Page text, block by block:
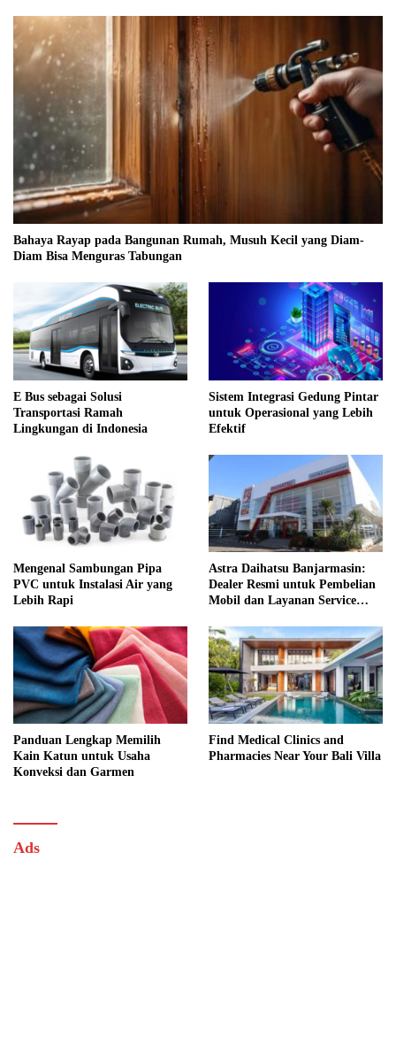
Bahaya Rayap pada Bangunan Rumah, Musuh Kecil yang Diam-
Diam Bisa Menguras Tabungan
E Bus sebagai Solusi
Transportasi Ramah
Lingkungan di Indonesia
Sistem Integrasi Gedung Pintar
untuk Operasional yang Lebih
Efektif
Mengenal Sambungan Pipa
PVC untuk Instalasi Air yang
Lebih Rapi
Astra Daihatsu Banjarmasin:
Dealer Resmi untuk Pembelian
Mobil dan Layanan Service
Panduan Lengkap Memilih
Kain Katun untuk Usaha
Konveksi dan Garmen
Find Medical Clinics and
Pharmacies Near Your Bali Villa
Ads